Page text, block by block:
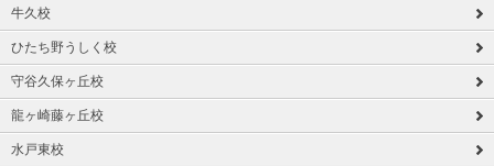
牛久校
ひたち野うしく校
守谷久保ヶ丘校
龍ヶ崎藤ヶ丘校
水戸東校